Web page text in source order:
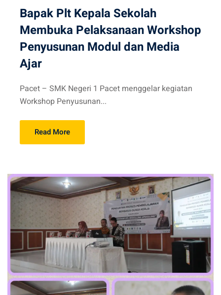
Bapak Plt Kepala Sekolah
Membuka Pelaksanaan Workshop
Penyusunan Modul dan Media
Ajar
Pacet – SMK Negeri 1 Pacet menggelar kegiatan
Workshop Penyusunan...
Read More